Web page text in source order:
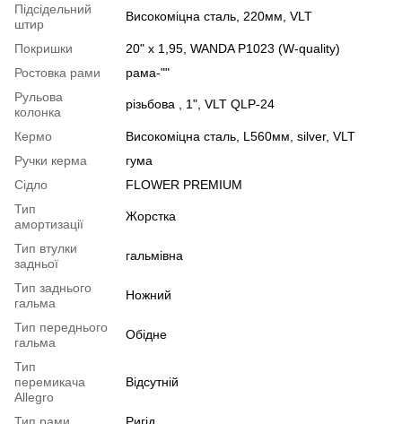
Підсідельний
штир
Високоміцна сталь, 220мм, VLT
Покришки
20" x 1,95, WANDA P1023 (W-quality)
Ростовка рами
рама-""
Рульова
колонка
різьбова , 1", VLT QLP-24
Кермо
Високоміцна сталь, L560мм, silver, VLT
Ручки керма
гума
Сідло
FLOWER PREMIUM
Тип
амортизації
Жорстка
Тип втулки
задньої
гальмівна
Тип заднього
гальма
Ножний
Тип переднього
гальма
Обідне
Тип
перемикача
Allegro
Відсутній
Тип рами Ригід